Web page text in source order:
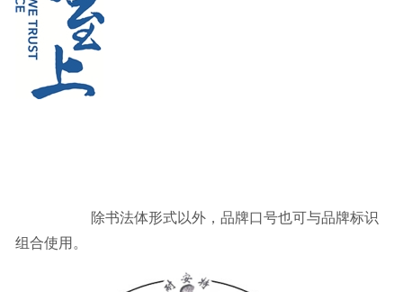
除书法体形式以外，品牌口号也可与品牌标识
组合使用。